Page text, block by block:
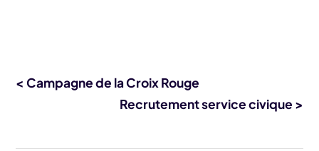
< Campagne de la Croix Rouge
Recrutement service civique >